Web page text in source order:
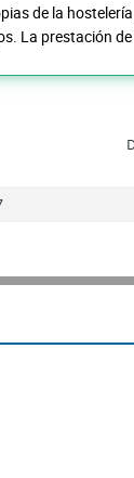
de la
La prestación